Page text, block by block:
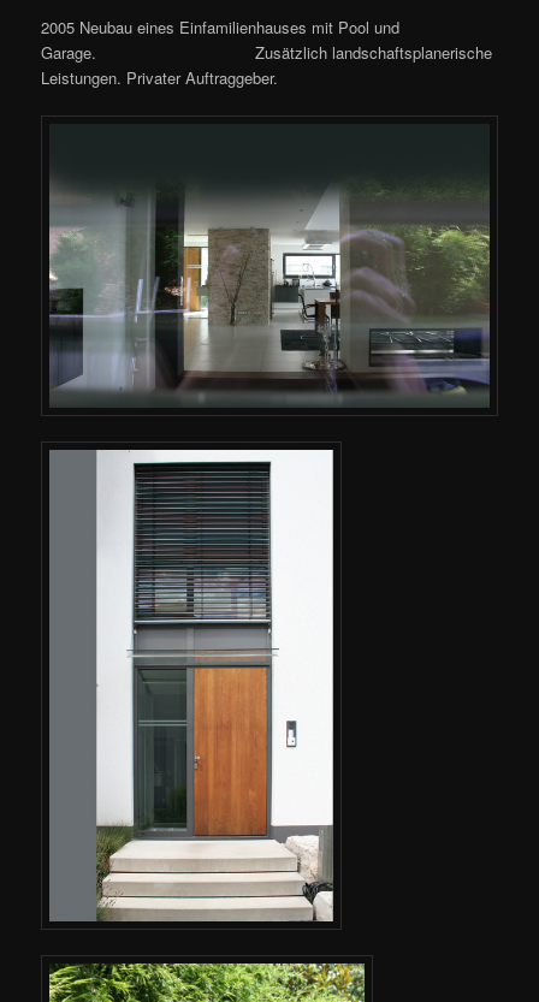
2005 Neubau eines Einfamilienhauses mit Pool und
Garage. Zusätzlich landschaftsplanerische
Leistungen. Privater Auftraggeber.